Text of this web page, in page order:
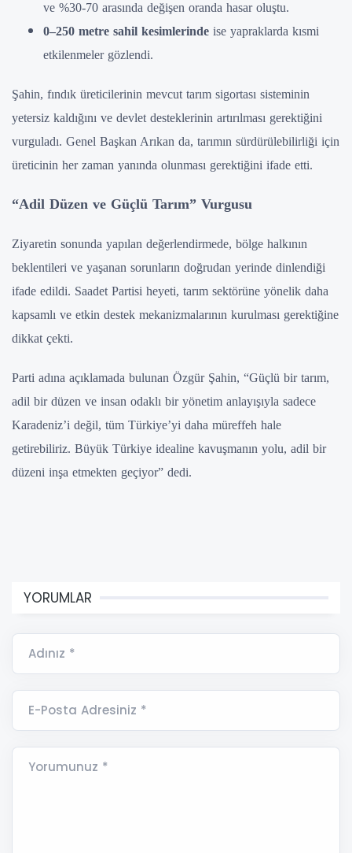
ve %30-70 arasında değişen oranda hasar oluştu.
0–250 metre sahil kesimlerinde ise yapraklarda kısmi
etkilenmeler gözlendi.
Şahin, fındık üreticilerinin mevcut tarım sigortası sisteminin
yetersiz kaldığını ve devlet desteklerinin artırılması gerektiğini
vurguladı. Genel Başkan Arıkan da, tarımın sürdürülebilirliği için
üreticinin her zaman yanında olunması gerektiğini ifade etti.
“Adil Düzen ve Güçlü Tarım” Vurgusu
Ziyaretin sonunda yapılan değerlendirmede, bölge halkının
beklentileri ve yaşanan sorunların doğrudan yerinde dinlendiği
ifade edildi. Saadet Partisi heyeti, tarım sektörüne yönelik daha
kapsamlı ve etkin destek mekanizmalarının kurulması gerektiğine
dikkat çekti.
Parti adına açıklamada bulunan Özgür Şahin, “Güçlü bir tarım,
adil bir düzen ve insan odaklı bir yönetim anlayışıyla sadece
Karadeniz’i değil, tüm Türkiye’yi daha müreffeh hale
getirebiliriz. Büyük Türkiye idealine kavuşmanın yolu, adil bir
düzeni inşa etmekten geçiyor” dedi.
YORUMLAR
Adınız *
E-Posta Adresiniz *
Yorumunuz *